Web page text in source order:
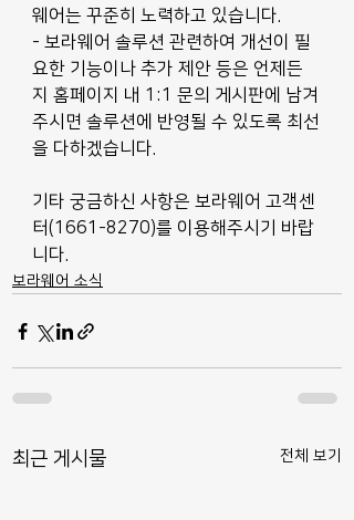
웨어는 꾸준히 노력하고 있습니다.
- 보라웨어 솔루션 관련하여 개선이 필
요한 기능이나 추가 제안 등은 언제든
지 홈페이지 내 1:1 문의 게시판에 남겨
주시면 솔루션에 반영될 수 있도록 최선
을 다하겠습니다.
기타 궁금하신 사항은 보라웨어 고객센
터(1661-8270)를 이용해주시기 바랍
니다.
보라웨어 소식
최근 게시물 전체 보기